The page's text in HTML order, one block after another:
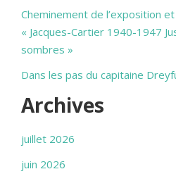
Cheminement de l’exposition
« Jacques-Cartier 1940-1947
sombres »
Dans les pas du capitaine
Archives
juillet 2026
juin 2026